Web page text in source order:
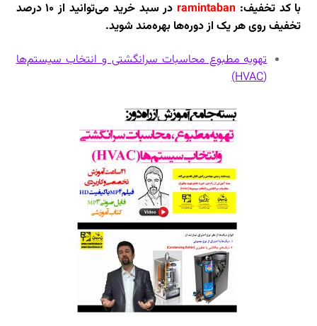
با کد تخفیف: ramintaban
در سبد خرید می‌توانید از ۱۰ درصد
تخفیف روی هر یک از دوره‌ها بهره‌مند شوید.
تهویه مطبوع محاسبات سرانگشتی و انتخاب سیستم‌ها
(HVAC)